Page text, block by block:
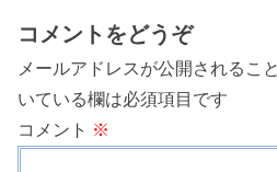
コメントをどうぞ
メールアドレスが公開されるこ
いている欄は必須項目です
コメント ※